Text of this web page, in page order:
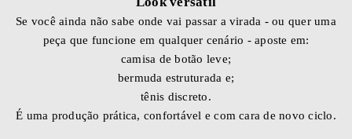
Se você ainda não sabe onde vai passar a virada - ou quer uma
peça que funcione em qualquer cenário - aposte em:
camisa de botão leve;
bermuda estruturada e;
tênis discreto.
É uma produção prática, confortável e com cara de novo ciclo.